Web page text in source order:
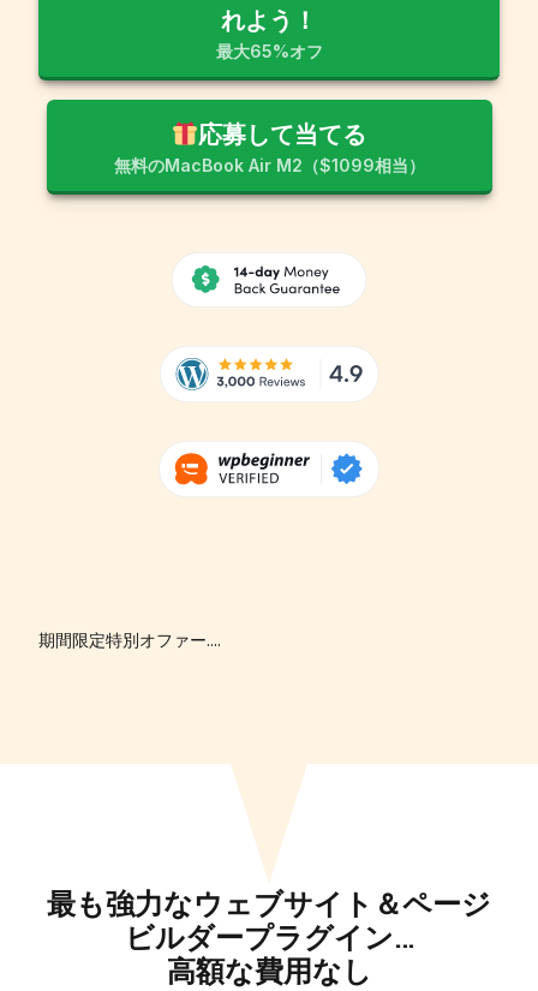
れよう！
最大65%オフ
応募して当てる
無料のMacBook Air M2（$1099相当）
期間限定特別オファー....
最も強力なウェブサイト＆ページ
ビルダープラグイン…
高額な費用なし